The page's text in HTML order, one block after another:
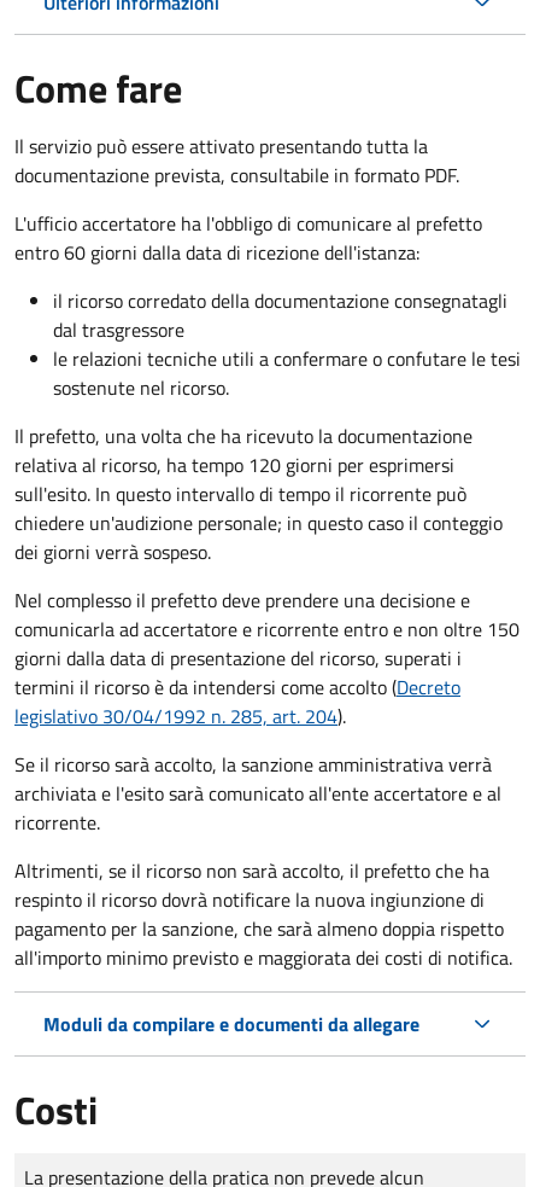
Come fare
Il servizio può essere attivato presentando tutta la
documentazione prevista, consultabile in formato PDF.
L'ufficio accertatore ha l'obbligo di comunicare al prefetto
entro 60 giorni dalla data di ricezione dell'istanza:
il ricorso corredato della documentazione consegnatagli
dal trasgressore
le relazioni tecniche utili a confermare o confutare le tesi
sostenute nel ricorso.
Il prefetto, una volta che ha ricevuto la documentazione
relativa al ricorso, ha tempo 120 giorni per esprimersi
sull'esito. In questo intervallo di tempo il ricorrente può
chiedere un'audizione personale; in questo caso il conteggio
dei giorni verrà sospeso.
Nel complesso il prefetto deve prendere una decisione e
comunicarla ad accertatore e ricorrente entro e non oltre 150
giorni dalla data di presentazione del ricorso, superati i
termini il ricorso è da intendersi come accolto (Decreto
legislativo 30/04/1992 n. 285, art. 204).
Se il ricorso sarà accolto, la sanzione amministrativa verrà
archiviata e l'esito sarà comunicato all'ente accertatore e al
ricorrente.
Altrimenti, se il ricorso non sarà accolto, il prefetto che ha
respinto il ricorso dovrà notificare la nuova ingiunzione di
pagamento per la sanzione, che sarà almeno doppia rispetto
all'importo minimo previsto e maggiorata dei costi di notifica.
Moduli da compilare e documenti da allegare
Costi
Tipo di pagamento
Importo
La presentazione della pratica non prevede alcun